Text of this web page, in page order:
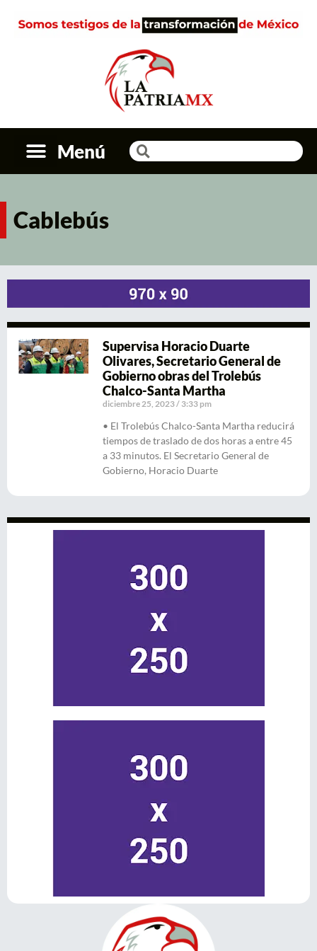
Menú
Cablebús
Supervisa Horacio Duarte
Olivares, Secretario General de
Gobierno obras del Trolebús
Chalco-Santa Martha
diciembre 25, 2023 3:33 pm
• El Trolebús Chalco-Santa Martha reducirá
tiempos de traslado de dos horas a entre 45
a 33 minutos. El Secretario General de
Gobierno, Horacio Duarte